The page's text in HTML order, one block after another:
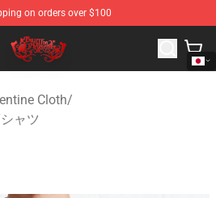
on orders over $100
Store - Official Bullet for My
Cloth/
ャツ